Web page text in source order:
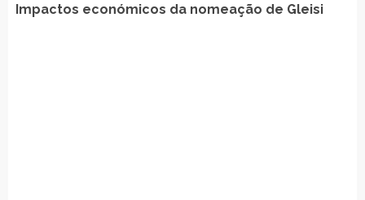
Impactos económicos da nomeação de Gleisi